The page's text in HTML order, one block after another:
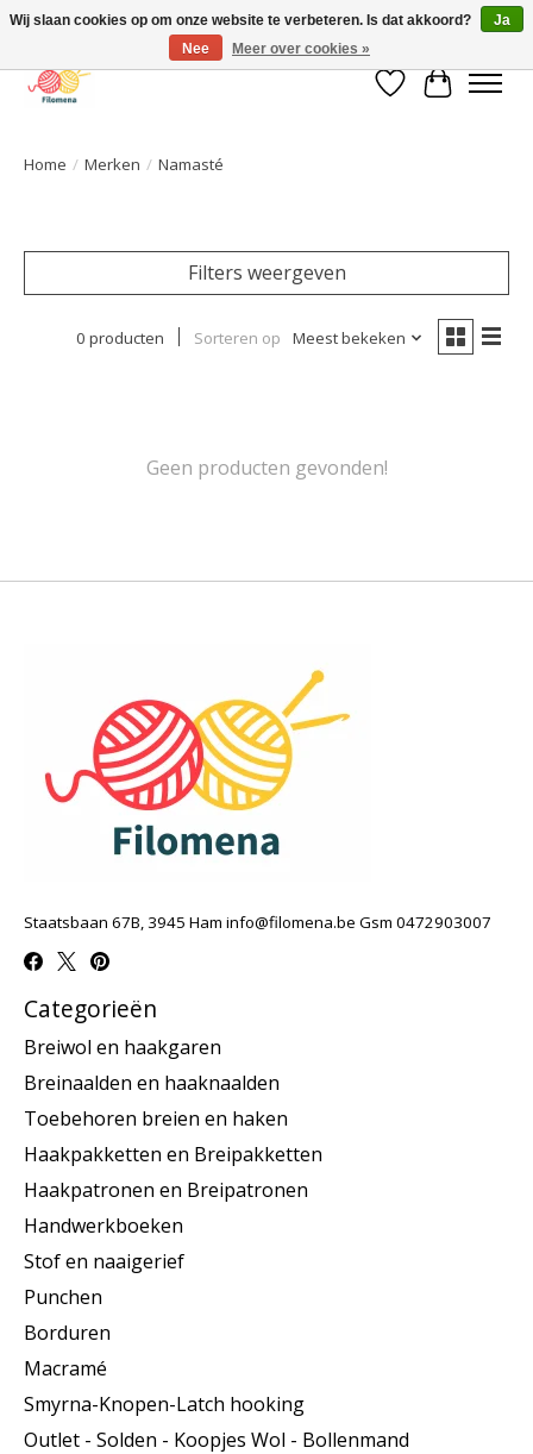
Verlanglijst
Home / Merken / Namasté
Filters weergeven
0 producten Sorteren op Meest bekeken
Geen producten gevonden!
Staatsbaan 67B, 3945 Ham info@filomena.be Gsm 0472903007
Categorieën
Breiwol en haakgaren
Breinaalden en haaknaalden
Toebehoren breien en haken
Haakpakketten en Breipakketten
Haakpatronen en Breipatronen
Handwerkboeken
Stof en naaigerief
Punchen
Borduren
Macramé
Smyrna-Knopen-Latch hooking
Outlet - Solden - Koopjes Wol - Bollenmand
Wij slaan cookies op om onze website te verbeteren. Is dat akkoord?
Ja
Nee
Meer over cookies »